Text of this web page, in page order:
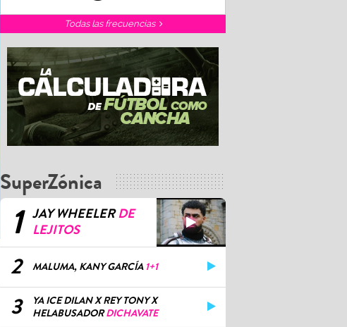
Todas las frecuencias
SuperZónica
1 JAY WHEELERDE
LEJITOS
2 MALUMA, KANY GARCÍA 1+1
3
YA ICE DILAN X REY TONY X
HELABUSADORDICHAVATE